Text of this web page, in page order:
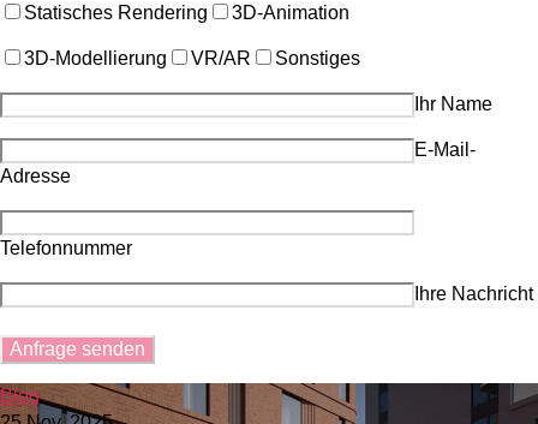
Statisches Rendering 3D-Animation
3D-Modellierung VR/AR Sonstiges
Ihr Name
E-Mail-
Adresse
Telefonnummer
Ihre Nachricht
Blog